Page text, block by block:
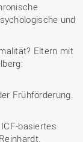
und
Eltern mit
Frühförderung.
basiertes